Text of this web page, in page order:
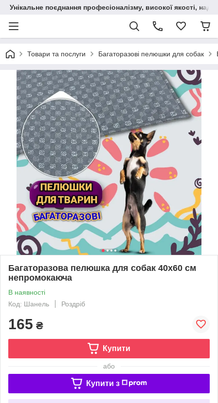
Унікальне поєднання професіоналізму, високої якості,
Товари та послуги Багаторазові пелюшки для собак
Багаторазова пелюшка для собак 40х60 см
непромокаюча
В наявності
Код: Шанель
Роздріб
165 ₴
Купити
або
Купити з